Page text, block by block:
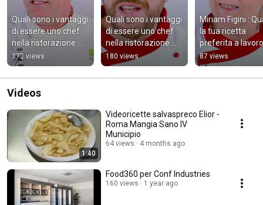
Quali sono i vantaggi
di essere uno chef
nella ristorazione
collettiva? #Short
372 views
Quali sono i vantaggi
di essere uno chef
nella ristorazione
collettiva? #Short
180 views
Miriam Figini :
la tua ricetta
preferita a
casa? #shorts
87 views
Videos
1:40
Videoricette salvaspreco Elior -
Roma Mangia Sano IV
Municipio
64 views 4 months ago
Food360 per Conf Industries
160 views 1 year ago